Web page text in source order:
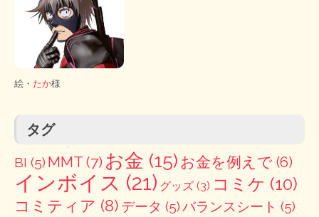
絵・ たか様
タグ
BI (5) MMT (7) お金 (15) お金を例えで (6)
インボイス (21) グッズ (3) コミケ (10)
コミティア (8) データ (5)バランスシート (5)